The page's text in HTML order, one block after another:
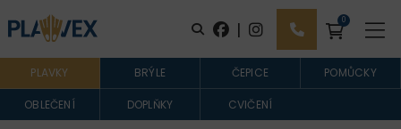
| 0
PLAVKY BRÝLE ČEPICE POMŮCKY
OBLEČENÍ DOPLŇKY CVIČENÍ